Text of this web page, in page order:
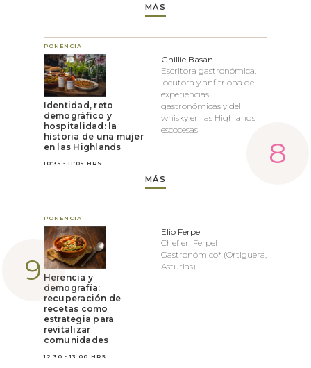
MÁS
PONENCIA
Identidad, reto
demográfico y
hospitalidad: la
historia de una mujer
en las Highlands
10:35 - 11:05 HRS
Ghillie Basan
Escritora gastronómica,
locutora y anfitriona de
experiencias
gastronómicas y del
whisky en las Highlands
escocesas
MÁS
PONENCIA
Herencia y
demografía:
recuperación de
recetas como
estrategia para
revitalizar
comunidades
12:30 - 13:00 HRS
Elio Ferpel
Chef en Ferpel
Gastronómico* (Ortiguera,
Asturias)